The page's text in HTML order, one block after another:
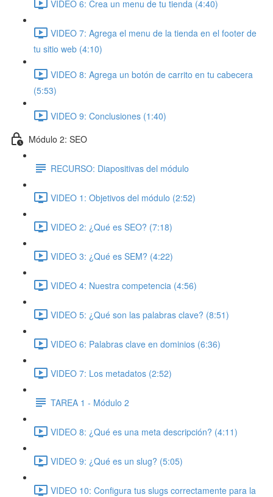
VIDEO 6: Crea un menu de tu tienda (4:40)
VIDEO 7: Agrega el menu de la tienda en el footer de
tu sitio web (4:10)
VIDEO 8: Agrega un botón de carrito en tu cabecera
(5:53)
VIDEO 9: Conclusiones (1:40)
Módulo 2: SEO
RECURSO: Diapositivas del módulo
VIDEO 1: Objetivos del módulo (2:52)
VIDEO 2: ¿Qué es SEO? (7:18)
VIDEO 3: ¿Qué es SEM? (4:22)
VIDEO 4: Nuestra competencia (4:56)
VIDEO 5: ¿Qué son las palabras clave? (8:51)
VIDEO 6: Palabras clave en dominios (6:36)
VIDEO 7: Los metadatos (2:52)
TAREA 1 - Módulo 2
VIDEO 8: ¿Qué es una meta descripción? (4:11)
VIDEO 9: ¿Qué es un slug? (5:05)
VIDEO 10: Configura tus slugs correctamente para la